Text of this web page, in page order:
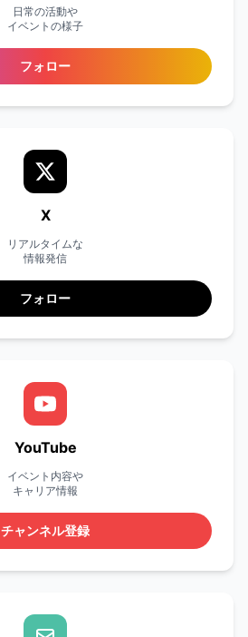
日常の活動や
イベントの様子
フォロー
X
リアルタイムな
情報発信
フォロー
YouTube
イベント内容や
キャリア情報
チャンネル登録